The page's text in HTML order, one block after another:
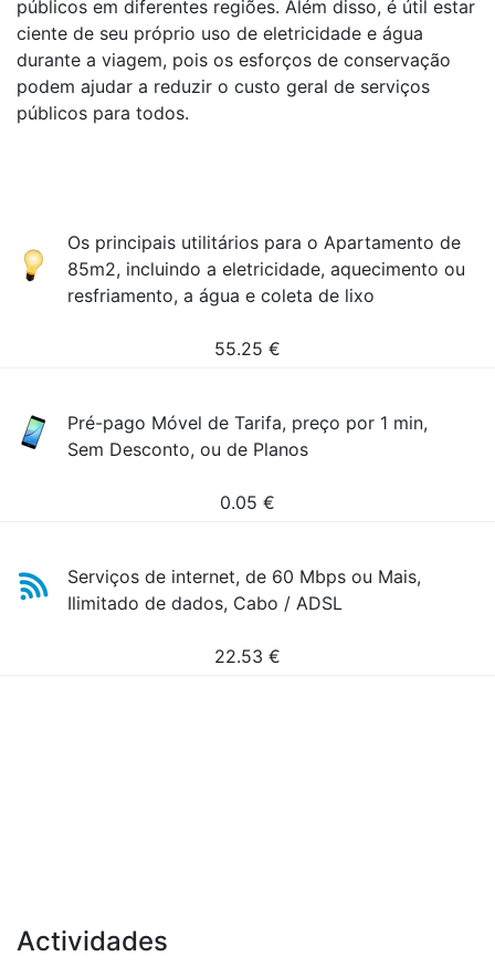
públicos em diferentes regiões. Além disso, é útil estar
ciente de seu próprio uso de eletricidade e água
durante a viagem, pois os esforços de conservação
podem ajudar a reduzir o custo geral de serviços
públicos para todos.
Os principais utilitários para o Apartamento de
85m2, incluindo a eletricidade, aquecimento ou
resfriamento, a água e coleta de lixo
55.25 €
Pré-pago Móvel de Tarifa, preço por 1 min,
Sem Desconto, ou de Planos
0.05 €
Serviços de internet, de 60 Mbps ou Mais,
Ilimitado de dados, Cabo / ADSL
22.53 €
Actividades